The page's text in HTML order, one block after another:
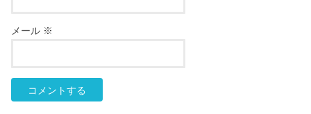
メール ※